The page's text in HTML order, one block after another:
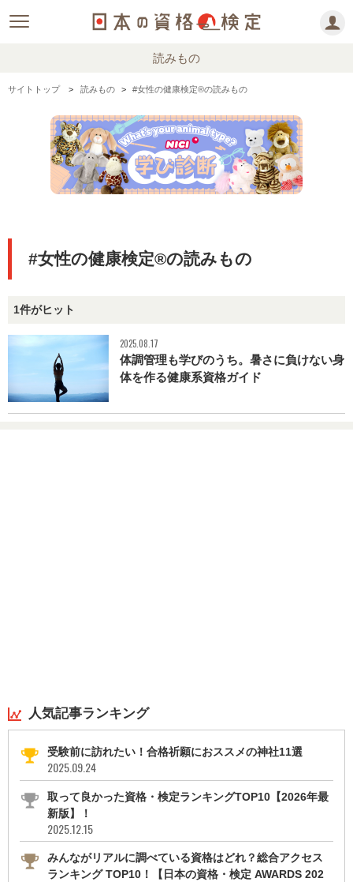
読みもの
サイトトップ 読みもの #女性の健康検定®の読みもの
#女性の健康検定®の読みもの
1件がヒット
2025.08.17
体調管理も学びのうち。暑さに負けない身
体を作る健康系資格ガイド
人気記事ランキング
受験前に訪れたい！合格祈願におススメの神社11選
2025.09.24
取って良かった資格・検定ランキングTOP10【2026年最
新版】！
2025.12.15
みんながリアルに調べている資格はどれ？総合アクセス
ランキング TOP10！【日本の資格・検定 AWARDS 202